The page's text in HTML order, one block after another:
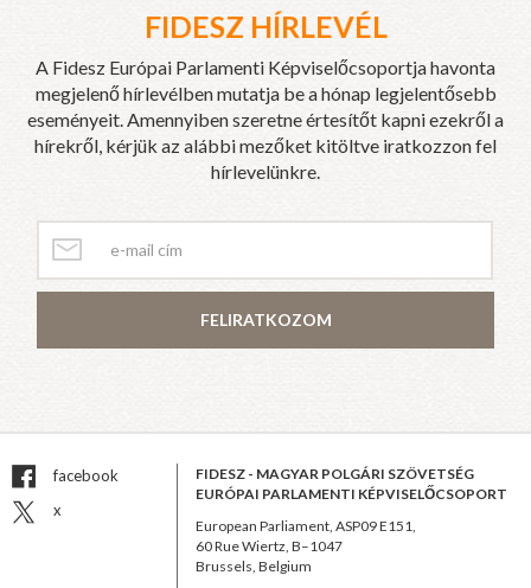
FIDESZ HÍRLEVÉL
A Fidesz Európai Parlamenti Képviselőcsoportja havonta
megjelenő hírlevélben mutatja be a hónap legjelentősebb
eseményeit. Amennyiben szeretne értesítőt kapni ezekről a
hírekről, kérjük az alábbi mezőket kitöltve iratkozzon fel
hírlevelünkre.
FELIRATKOZOM
facebook
x
FIDESZ - MAGYAR POLGÁRI SZÖVETSÉG
EURÓPAI PARLAMENTI KÉPVISELŐCSOPORT
European Parliament, ASP09 E151,
60 Rue Wiertz, B–1047
Brussels, Belgium